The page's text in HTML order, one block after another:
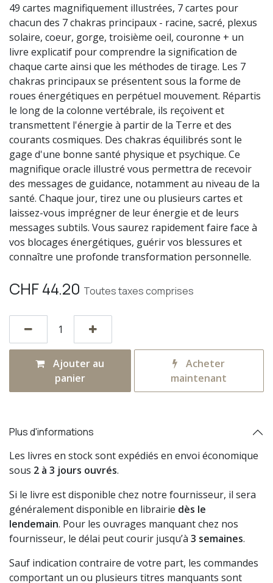
49 cartes magnifiquement illustrées, 7 cartes pour
chacun des 7 chakras principaux - racine, sacré, plexus
solaire, coeur, gorge, troisième oeil, couronne + un
livre explicatif pour comprendre la signification de
chaque carte ainsi que les méthodes de tirage. Les 7
chakras principaux se présentent sous la forme de
roues énergétiques en perpétuel mouvement. Répartis
le long de la colonne vertébrale, ils reçoivent et
transmettent l'énergie à partir de la Terre et des
courants cosmiques. Des chakras équilibrés sont le
gage d'une bonne santé physique et psychique. Ce
magnifique oracle illustré vous permettra de recevoir
des messages de guidance, notamment au niveau de la
santé. Chaque jour, tirez une ou plusieurs cartes et
laissez-vous imprégner de leur énergie et de leurs
messages subtils. Vous saurez rapidement faire face à
vos blocages énergétiques, guérir vos blessures et
connaître une profonde transformation personnelle.
CHF44.20 Toutes taxes comprises
Ajouter au
panier
Acheter
maintenant
Plus d'informations
Les livres en stock sont expédiés en envoi économique
sous 2 à 3 jours ouvrés.
Si le livre est disponible chez notre fournisseur, il sera
généralement disponible en librairie dès le
lendemain. Pour les ouvrages manquant chez nos
fournisseur, le délai peut courir jusqu’à 3 semaines.
Sauf indication contraire de votre part, les commandes
comportant un ou plusieurs titres manquants sont